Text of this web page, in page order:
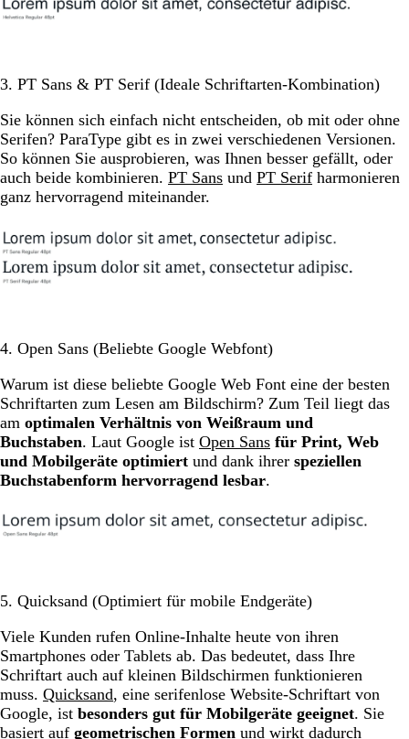
3. PT Sans & PT Serif (Ideale Schriftarten-Kombination)
Sie können sich einfach nicht entscheiden, ob mit oder ohne
Serifen? ParaType gibt es in zwei verschiedenen Versionen.
So können Sie ausprobieren, was Ihnen besser gefällt, oder
auch beide kombinieren. PT Sans und PT Serif harmonieren
ganz hervorragend miteinander.
4. Open Sans (Beliebte Google Webfont)
Warum ist diese beliebte Google Web Font eine der besten
Schriftarten zum Lesen am Bildschirm? Zum Teil liegt das
am optimalen Verhältnis von Weißraum und
Buchstaben. Laut Google ist Open Sans für Print, Web
und Mobilgeräte optimiert und dank ihrer speziellen
Buchstabenform hervorragend lesbar.
5. Quicksand (Optimiert für mobile Endgeräte)
Viele Kunden rufen Online-Inhalte heute von ihren
Smartphones oder Tablets ab. Das bedeutet, dass Ihre
Schriftart auch auf kleinen Bildschirmen funktionieren
muss. Quicksand, eine serifenlose Website-Schriftart von
Google, ist besonders gut für Mobilgeräte geeignet. Sie
basiert auf geometrischen Formen und wirkt dadurch